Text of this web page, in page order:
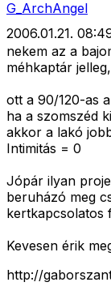
G_ArchAngel
2006.01.21.
nekem az a
méhkaptár
ott a 90/120-as
ha a szomszéd
akkor a lakó
Intimitás = 0
Jópár ilyan
beruházó meg
kertkapcsolatos
Kevesen érik
http://